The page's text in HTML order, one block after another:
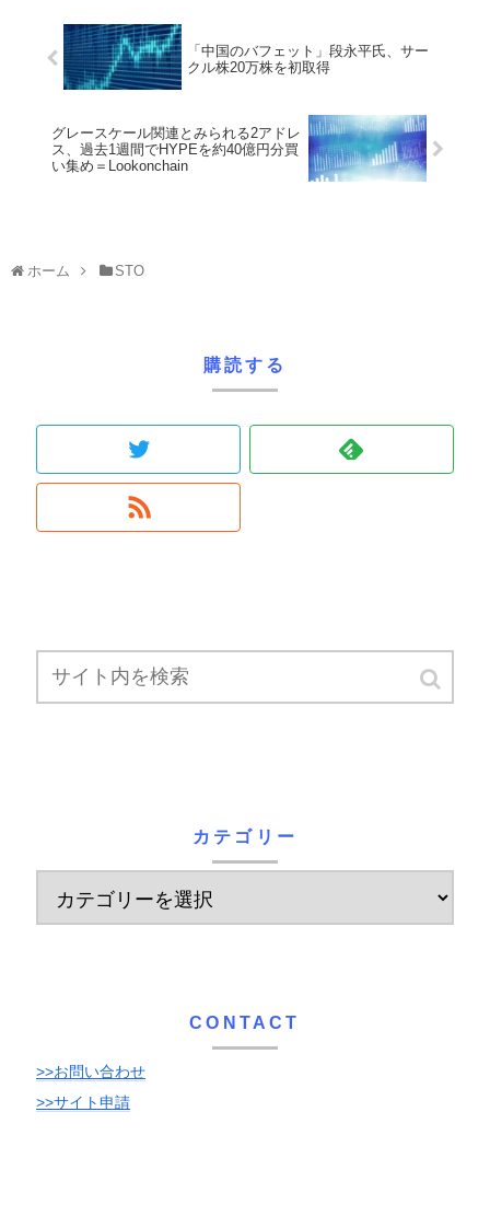
「中国のバフェット」段永平氏、サー
クル株20万株を初取得
グレースケール関連とみられる2アドレ
ス、過去1週間でHYPEを約40億円分買
い集め＝Lookonchain
ホーム STO
購読する
カテゴリー
CONTACT
>>お問い合わせ
>>サイト申請